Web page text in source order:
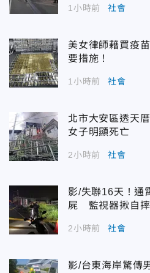
1小時前 社會
美女律師藉買疫
要措施！
1小時前 社會
北市大安區透天
女子明顯死亡
2小時前 社會
影/失聯16天！通
屍 監視器揪自
2小時前 社會
影/台東海岸驚傳